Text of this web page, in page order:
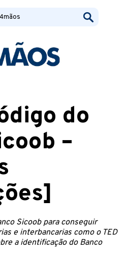
do
–
Sicoob para conseguir
e interbancarias como o TED
a identificação do Banco